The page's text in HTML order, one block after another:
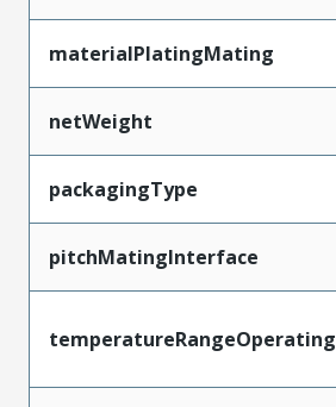
materialPlatingMating
netWeight
packagingType
pitchMatingInterface
temperatureRangeOperating